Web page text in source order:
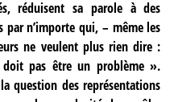
réduisent sa parole à des
n’importe qui, – même les
ne veulent plus rien dire :
pas être un problème ».
question des représentations